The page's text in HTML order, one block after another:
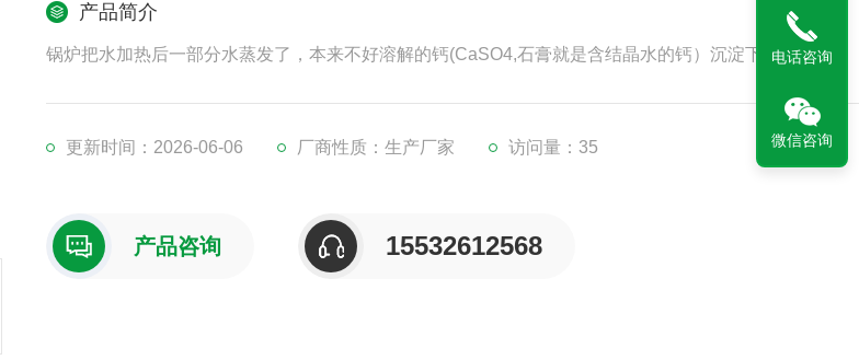
产品简介
锅炉把水加热后一部分水蒸发了，本来不好溶解的钙(CaSO4,石膏就是含结晶水的钙）沉淀下来
更新时间：2026-06-06 厂商性质：生产厂家 访问量：35
产品咨询 15532612568
电话咨询
微信咨询